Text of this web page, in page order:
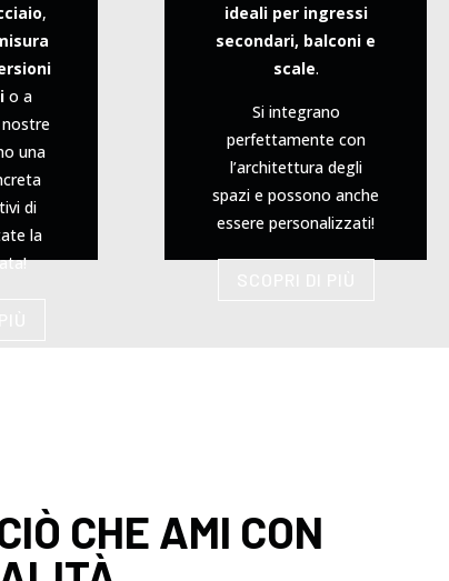
,
o a
nostre
una
di
la
ideali per ingressi
secondari, balconi e
scale.
Si integrano
perfettamente con
l’architettura degli
spazi e possono anche
essere personalizzati!
CHE AMI CON